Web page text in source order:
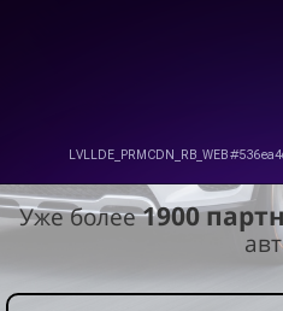
Уже более1900